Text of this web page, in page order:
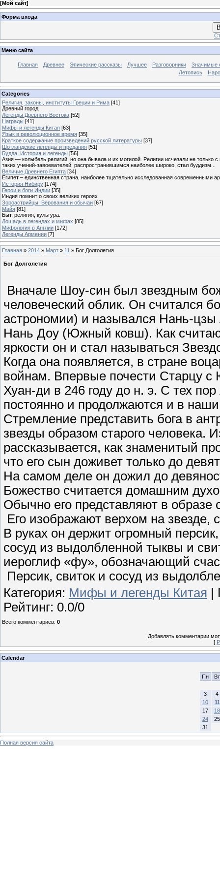
[Мой сайт]
Форма входа
Меню сайта
Главная Древнее Эпические рассказы Лучшее Разговорники
Значимые
Летопись
Categories
Религия, законы, институты Греции и Рима [41]
Древний город
Легенды Древнего Востока [52]
Награды [41]
Мифы и легенды Китая [63]
Язык в революционное время [35]
Краткое содержание произведений русской литературы [37]
Шотландские легенды и предания [51]
Будда. История и легенды [56]
Азия — колыбель религий, но она бывала и их могилой. Религии исчезали не
таких учений-завоевателей, распространившимся наиболее широко, стал буддизм...
Величие Древнего Египта [34]
Египет – единственная страна, наиболее тщательно исследованная современными
История Нибиру [174]
Герои и боги Индии [35]
Индия помнит о своих великих героях
Зороастрийцы. Верования и обычаи [67]
Майя [81]
Быт, религия, культура.
Лошадь в легендах и мифах [85]
Мифология в Англии [172]
Легенды Армении [7]
Главная » 2014 » Март » 11 » Бог Долголетия
Бог Долголетия
Вначале Шоу-син был звездным
человеческий облик. Он считался
астрономии) и назывался Нань-
Нань Доу (Южный ковш). Как
яркости он и стал называться
Когда она появляется, в стране
войнам. Впервые почести Старцу с
Хуан-ди в 246 году до н. э. С тех
постоянно и продолжаются и в
Стремление представить бога в
звезды образом старого человека.
рассказывается, как знаменитый
что его сын доживет только до
На самом деле он дожил до
Божество считается домашним
Обычно его представляют в
Его изображают верхом на
В руках он держит огромный
сосуд из выдолбленной тыквы и
иероглиф «фу», обозначающий
Персик, свиток и сосуд из
Категория: Мифы и легенды Китая
Рейтинг: 0.0/0
Всего комментариев: 0
Добавлять комментарии
[
Calendar
Пн Вт
3
4
10
11
17
18
24
25
31
Полная версия сайта